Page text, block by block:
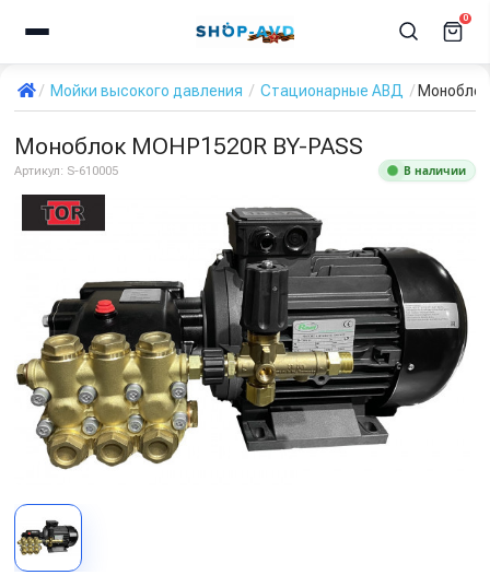
0
Мойки высокого давления Стационарные АВД Моноблок
Моноблок MOHP1520R BY-PASS
Артикул: S-610005 В наличии